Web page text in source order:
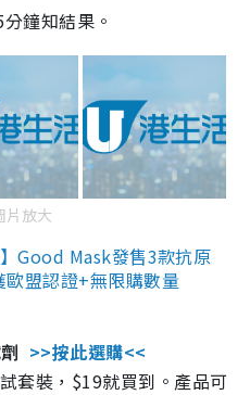
鐘知結果。
片放大
Good Mask發售3款抗原
盟認證+無限購數量
>>按此選購<<
套裝，$19就買到。產品可